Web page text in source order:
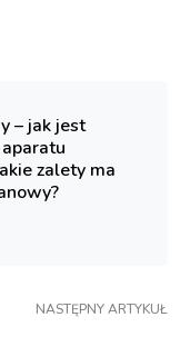
– jak jest
zalety ma
NASTĘPNY ARTYKUŁ